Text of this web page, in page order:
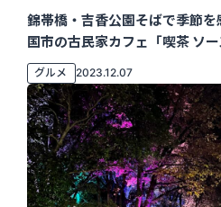
錦帯橋・吉香公園そばで季節
国市の古民家カフェ「喫茶 ソー
グルメ 2023.12.07